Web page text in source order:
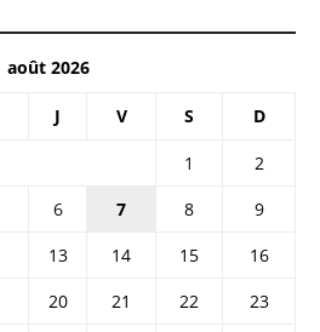
août 2026
J V S D
1
2
6 7 8
9
13 14 15
16
20 21 22
23